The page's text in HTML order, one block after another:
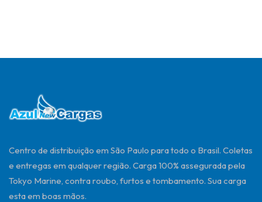
Centro de distribuição em São Paulo para todo o Brasil. Coletas
e entregas em qualquer região. Carga 100% assegurada pela
Tokyo Marine, contra roubo, furtos e tombamento. Sua carga
esta em boas mãos.